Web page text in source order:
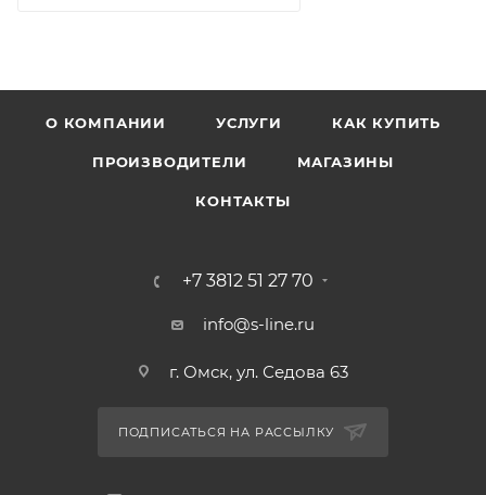
О КОМПАНИИ УСЛУГИ КАК КУПИТЬ
ПРОИЗВОДИТЕЛИ МАГАЗИНЫ
КОНТАКТЫ
+7 3812 51 27 70
info@s-line.ru
г. Омск, ул. Седова 63
ПОДПИСАТЬСЯ НА РАССЫЛКУ